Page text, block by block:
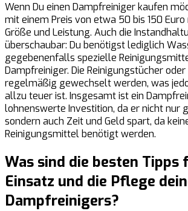
Wenn Du einen Dampfreiniger kaufen
mit einem Preis von etwa 50 bis 150 Euro
Größe und Leistung. Auch die
überschaubar: Du benötigst lediglich
gegebenenfalls spezielle
Dampfreiniger. Die Reinigungstücher
regelmäßig gewechselt werden, was
allzu teuer ist. Insgesamt ist ein
lohnenswerte Investition, da er nicht nur
sondern auch Zeit und Geld spart, da
Reinigungsmittel benötigt werden.
Was sind die besten Tipps
Einsatz und die Pflege
Dampfreinigers?